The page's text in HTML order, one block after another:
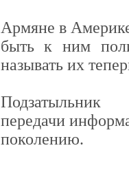
Армяне в
быть к ним
называть иx
Подзатыльник
передачи
поколению.